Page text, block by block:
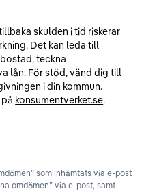
skulden i tid riskerar
Det kan leda till
teckna
lån. För stöd, vänd dig till
i din kommun.
konsumentverket.se.
som inhämtats via e-post
omdömen” via e-post, samt